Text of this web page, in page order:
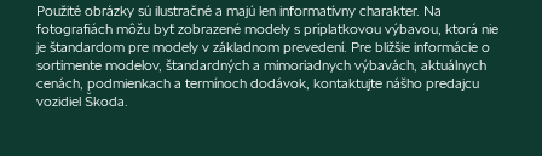
Použité obrázky sú ilustračné a majú len informatívny charakter. Na
fotografiách môžu byť zobrazené modely s príplatkovou výbavou, ktorá nie
je štandardom pre modely v základnom prevedení. Pre bližšie informácie o
sortimente modelov, štandardných a mimoriadnych výbavách, aktuálnych
cenách, podmienkach a termínoch dodávok, kontaktujte nášho predajcu
vozidiel Škoda.